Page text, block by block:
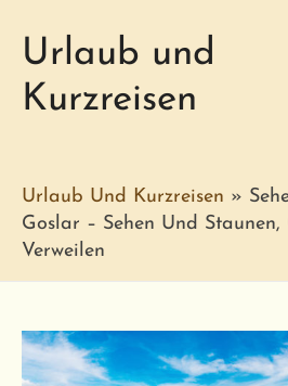
Urlaub und
Kurzreisen
Urlaub Und Kurzreisen »
Goslar – Sehen Und
Verweilen